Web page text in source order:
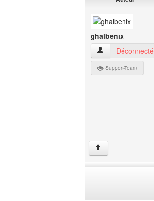
ghalbenix
ghalbenix Voir le
Déconnecté
Support-Team
↑